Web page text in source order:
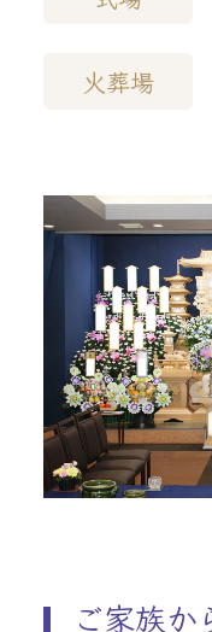
火葬場
ご家族か